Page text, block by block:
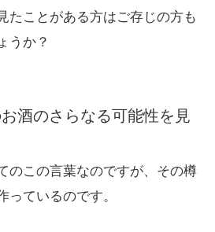
たことがある方はご存じの方も
うか？
酒のさらなる可能性を見
のこの言葉なのですが、その樽
っているのです。